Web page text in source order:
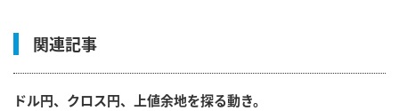
関連記事
ドル円、クロス円、上値余地を探る動き。